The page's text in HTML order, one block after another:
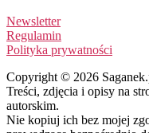
Newsletter
Regulamin
Polityka prywatności
Copyright © 2026
Treści, zdjęcia i opisy na
autorskim.
Nie kopiuj ich bez mojej